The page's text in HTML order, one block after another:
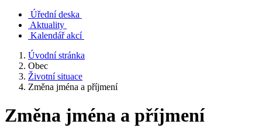
Úřední deska
Aktuality
Kalendář akcí
Úvodní stránka
Obec
Životní situace
Změna jména a příjmení
Změna jména a příjmení